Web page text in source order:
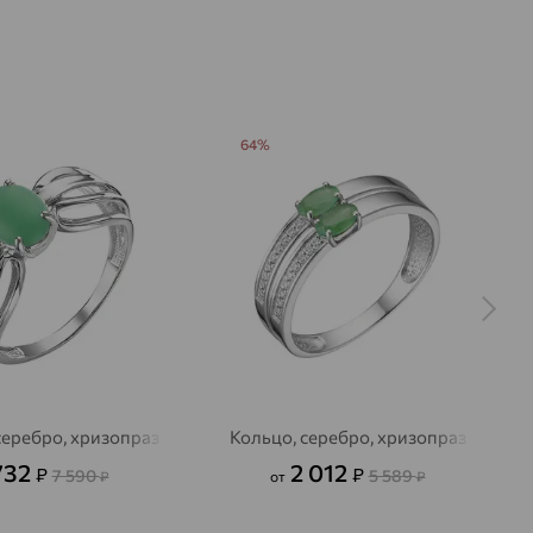
хризопраз
₽ 7 590₽
Кольцо, серебро, хризопраз
от 2 012 ₽ 5 589₽
64%